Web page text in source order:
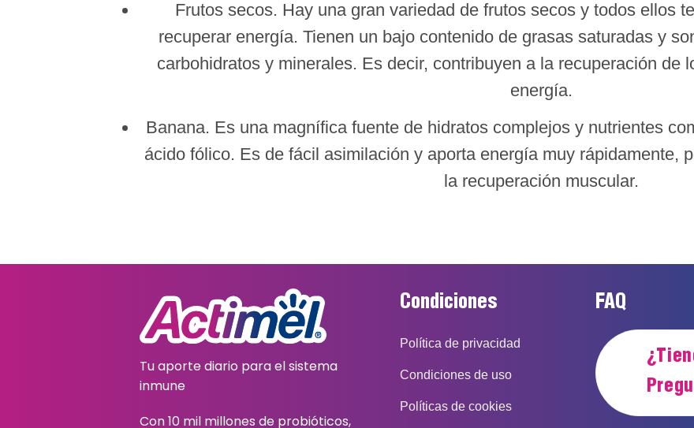
Frutos secos. Hay una gran variedad de frutos secos y todos ellos
recuperar energía. Tienen un bajo contenido de grasas saturadas y
carbohidratos y minerales. Es decir, contribuyen a la recuperación de
energía.
Banana. Es una magnífica fuente de hidratos complejos y nutrientes
ácido fólico. Es de fácil asimilación y aporta energía muy rápidamente,
la recuperación muscular.
Tu aporte diario para el sistema
inmune
Con 10 mil millones de probióticos,
Condiciones
Política de privacidad
Condiciones de uso
Políticas de cookies
FAQ